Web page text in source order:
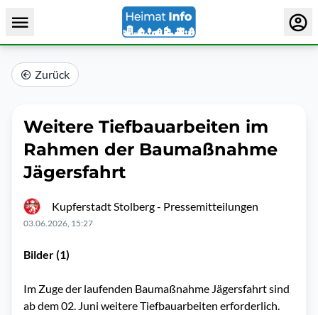
Zurück
Weitere Tiefbauarbeiten im
Rahmen der Baumaßnahme
Jägersfahrt
Kupferstadt Stolberg - Pressemitteilungen
03.06.2026, 15:27
Bilder (1)
Im Zuge der laufenden Baumaßnahme Jägersfahrt sind
ab dem 02. Juni weitere Tiefbauarbeiten erforderlich.